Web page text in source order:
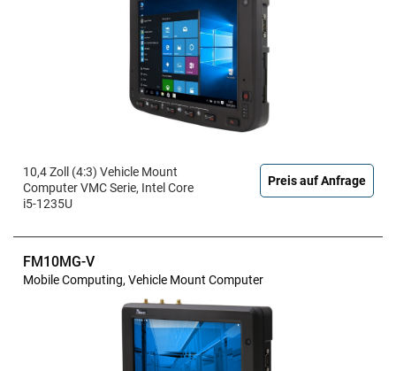
10,4 Zoll (4:3) Vehicle Mount
Computer VMC Serie, Intel Core
i5-1235U
Preis auf Anfrage
FM10MG-V
Mobile Computing, Vehicle Mount Computer